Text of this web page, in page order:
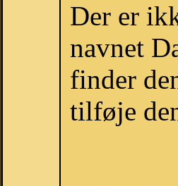
Der er
navnet
finder
tilføje